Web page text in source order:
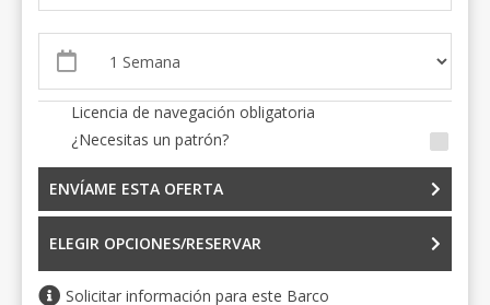
Licencia de navegación obligatoria
¿Necesitas un patrón?
ENVÍAME ESTA OFERTA
ELEGIR OPCIONES/RESERVAR
Solicitar información para este Barco